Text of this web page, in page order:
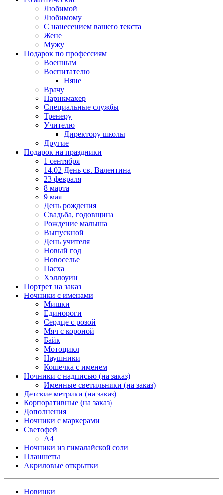
Любимой
Любимому
С нанесением вашего текста
Жене
Мужу
Подарок по профессиям
Военным
Воспитателю
Няне
Врачу
Парикмахер
Специальные службы
Тренеру
Учителю
Директору школы
Другие
Подарок на праздники
1 сентября
14.02 День св. Валентина
23 февраля
8 марта
9 мая
День рождения
Свадьба, годовщина
Рождение малыша
Выпускной
День учителя
Новый год
Новоселье
Пасха
Хэллоуин
Портрет на заказ
Ночники с именами
Мишки
Единороги
Сердце с розой
Мяч с короной
Байк
Мотоцикл
Наушники
Кошечка с именем
Ночники с надписью (на заказ)
Именные светильники (на заказ)
Детские метрики (на заказ)
Корпоративные (на заказ)
Дополнения
Ночники с маркерами
Светофей
А4
Ночники из гималайской соли
Планшеты
Акриловые открытки
Новинки